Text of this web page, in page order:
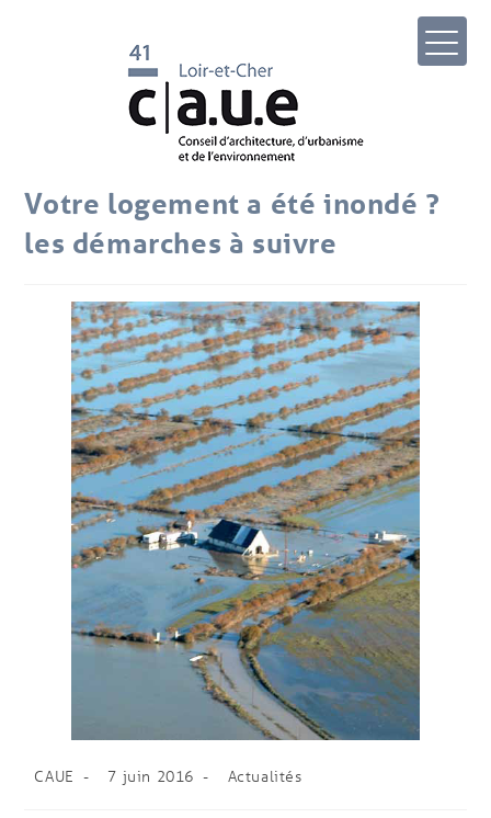
Votre logement a été inondé ?
les démarches à suivre
CAUE 7 juin 2016 Actualités